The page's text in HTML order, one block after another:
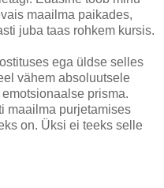
maailma paikades,
juba taas rohkem kursis.
ega üldse selles
vähem absoluutsele
prisma.
maailma purjetamises
on. Üksi ei teeks selle